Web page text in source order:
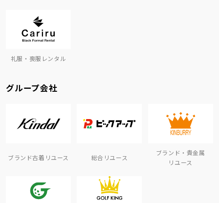
礼服・喪服レンタル
グループ会社
ブランド古着リユース 総合リユース
ブランド・貴金属
リユース